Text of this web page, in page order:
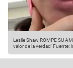
Leslie Shaw ROMPE SU
valor de la verdad'Fuente: